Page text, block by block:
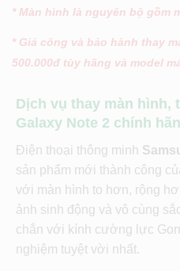
* Màn hình là nguyên bộ gồm
* Giá công và bảo hành thay
500.000đ tùy hãng và model
Dịch vụ thay màn hình,
Galaxy Note 2 chính
Điện thoại thông minh
sản phẩm mới thành công
với màn hình to hơn, rộng
ảnh sinh động và vô cùng
chắn với kính cường lực
nghiệm tuyệt vời nhất.